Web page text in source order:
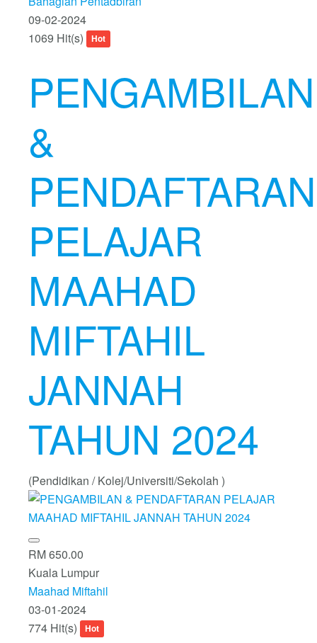
09-02-2024
1069 Hit(s)
Hot
PENGAMBILAN
&
PENDAFTARAN
PELAJAR
MAAHAD
MIFTAHIL
JANNAH
TAHUN 2024
(Pendidikan / Kolej/Universiti/Sekolah )
RM 650.00
Kuala Lumpur
Maahad Miftahil
03-01-2024
774 Hit(s)
Hot